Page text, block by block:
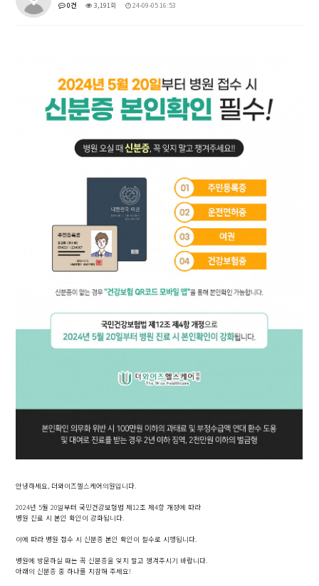
0건
3,191회 24-09-05 16:53
안녕하세요, 더와이즈헬스케어의원입니다.
2024년 5월 20일부터 국민건강보험법 제12조 제4항 개정에 따라
병원 진료 시 본인 확인이 강화됩니다.
이에 따라 병원 접수 시 신분증 본인 확인이 필수로 시행됩니다.
병원에 방문하실 때는 꼭 신분증을 잊지 말고 챙겨주시기 바랍니다.
아래의 신분증 중 하나를 지참해 주세요!